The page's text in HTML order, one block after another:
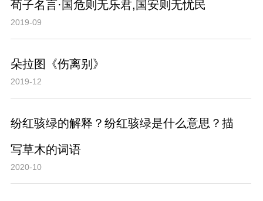
荀子名言·国危则无乐君,国安则无忧民
2019-09
朵拉图《伤离别》
2019-12
纷红骇绿的解释？纷红骇绿是什么意思？描
写草木的词语
2020-10